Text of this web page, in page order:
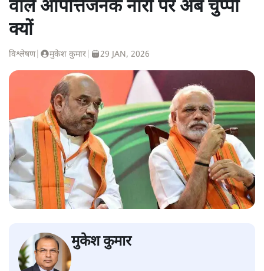
वाले आपत्तिजनक नारों पर अब चुप्पी
क्यों
विश्लेषण| मुकेश कुमार 29 JAN, 2026
मुकेश कुमार